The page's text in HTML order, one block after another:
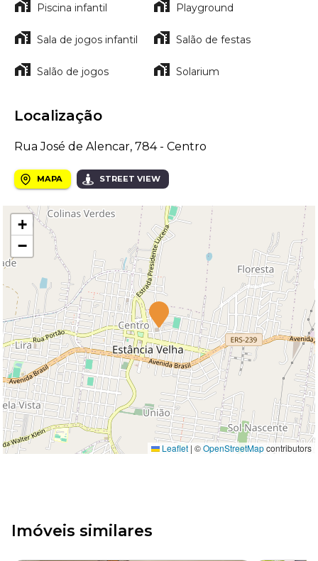
Piscina infantil Playground
Sala de jogos infantil Salão de festas
Salão de jogos Solarium
Localização
Rua José de Alencar, 784 - Centro
MAPA STREET VIEW
+
−
Leaflet | ©OpenStreetMapcontributors
Imóveis similares